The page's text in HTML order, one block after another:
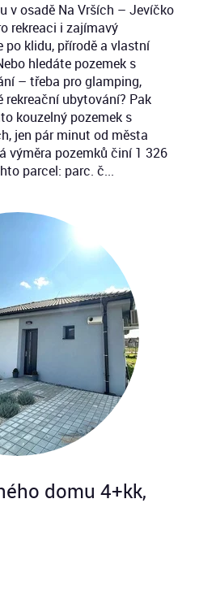
v osadě Na Vrších – Jevíčko
rekreaci i zajímavý
po klidu, přírodě a vlastní
hledáte pozemek s
– třeba pro glamping,
ubytování? Pak
kouzelný pozemek s
jen pár minut od města
výměra pozemků činí 1 326
parcel: parc. č...
domu 4+kk,